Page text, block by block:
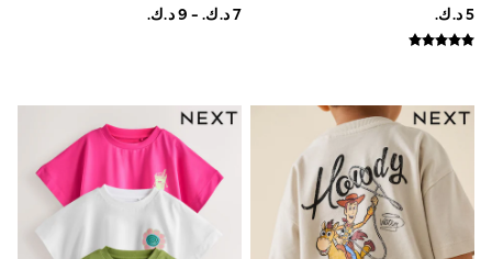
12-14 years
15+ years
All Clothing
Coats & Jackets
Dresses
Holiday Shop
Jeans
شهور-8 سنوات)
بتلبيس مريح مزيَّن بطبعة جرافيك